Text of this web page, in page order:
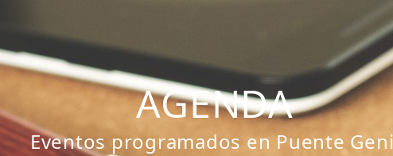
AGENDA
Eventos programados en Puente